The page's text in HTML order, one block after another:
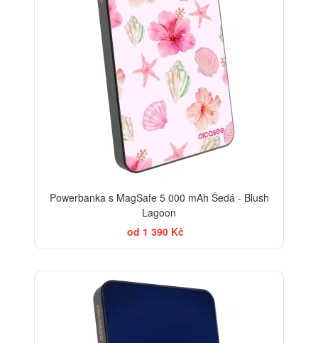
Powerbanka s MagSafe 5 000 mAh Šedá - Blush
Lagoon
od 1 390 Kč